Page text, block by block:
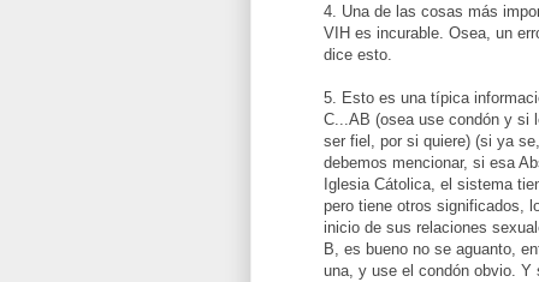
4. Una de las cosas más
VIH es incurable. Osea, un
dice esto.
5. Esto es una típica
C...AB (osea use condón y si
ser fiel, por si quiere) (si ya
debemos mencionar, si esa
Iglesia Cátolica, el sistema
pero tiene otros significados,
inicio de sus relaciones
B, es bueno no se aguanto,
una, y use el condón obvio. Y